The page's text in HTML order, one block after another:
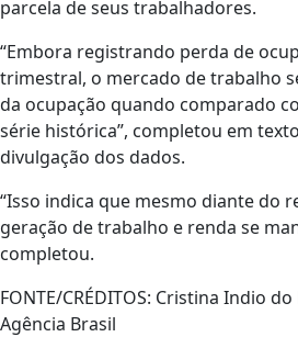
parcela de seus trabalhadores.
“Embora registrando perda de
trimestral, o mercado de trabalho
da ocupação quando comparado
série histórica”, completou em
divulgação dos dados.
“Isso indica que mesmo diante do
geração de trabalho e renda se
completou.
FONTE/CRÉDITOS: Cristina Indio do
Agência Brasil